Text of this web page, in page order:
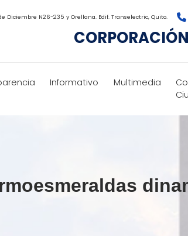
Diciembre N26-235 y Orellana. Edif. Transelectric, Quito.
Informativo Multimedia